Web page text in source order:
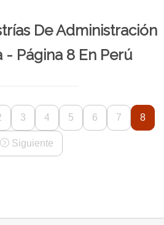
De Administración
- Página 8 En Perú
3 4 5 6 7 8
Siguiente